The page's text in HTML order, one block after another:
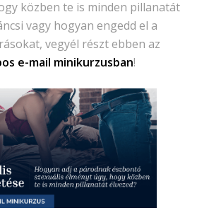
közben te is minden pillanatát
vagy hogyan engedd el a
vegyél részt ebben az
e-mail minikurzusban!